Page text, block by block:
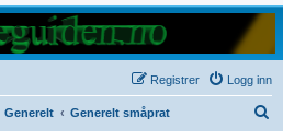
Logg inn
Registrer
Generelt Generelt småprat